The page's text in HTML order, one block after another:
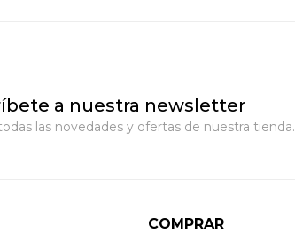
a nuestra newsletter
las novedades y ofertas de nuestra tienda.
COMPRAR